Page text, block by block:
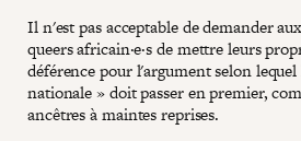
Il n'est pas acceptable de demander
queers africain·e·s de mettre leurs
déférence pour l'argument selon
nationale » doit passer en premier,
ancêtres à maintes reprises.